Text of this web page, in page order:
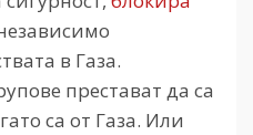
в Газа.
престават да са
са от Газа. Или